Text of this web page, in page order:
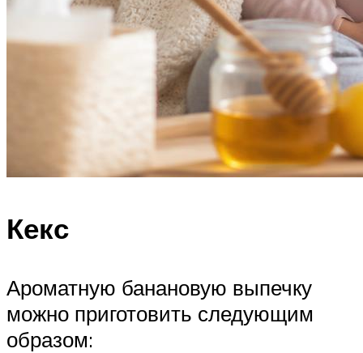
Кекс
Ароматную банановую выпечку
можно приготовить следующим
образом: